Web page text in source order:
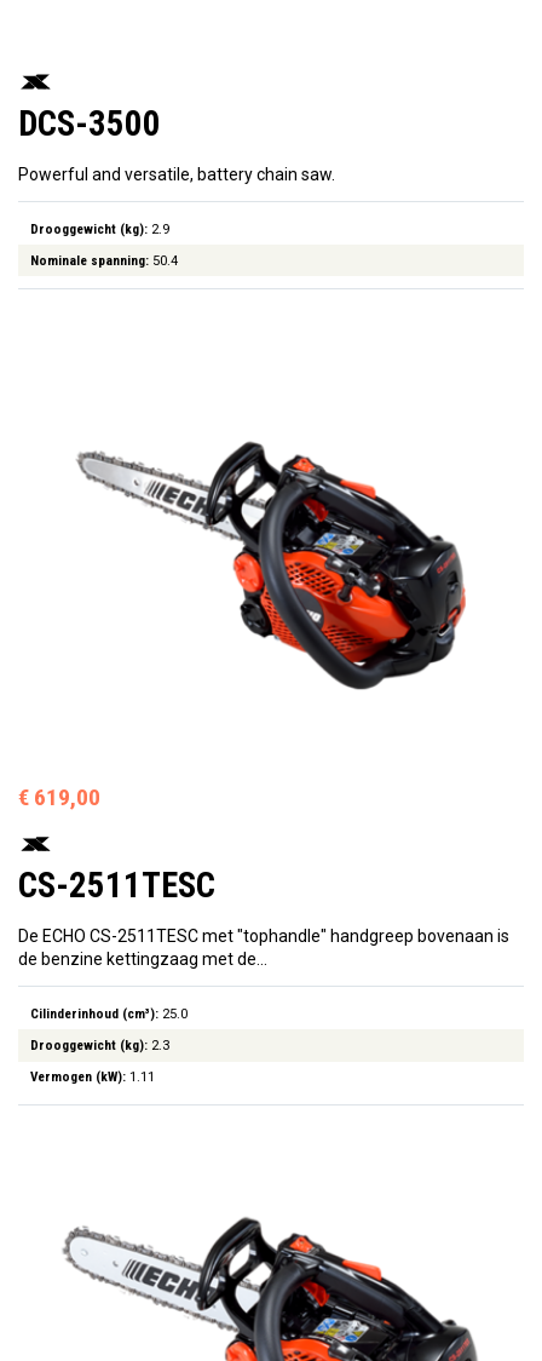
DCS-3500
Powerful and versatile, battery chain saw.
Drooggewicht (kg): 2.9
Nominale spanning: 50.4
€ 619,00
CS-2511TESC
De ECHO CS-2511TESC met "tophandle" handgreep bovenaan is
de benzine kettingzaag met de…
Cilinderinhoud (cm³): 25.0
Drooggewicht (kg): 2.3
Vermogen (kW): 1.11